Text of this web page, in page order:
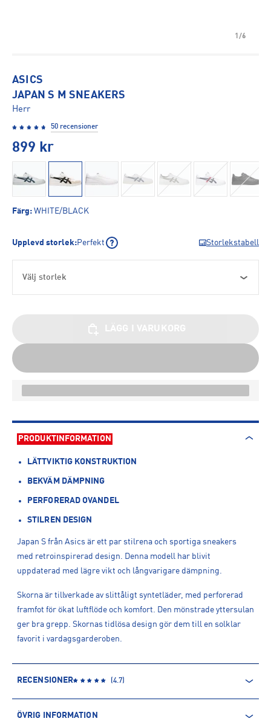
1/6
ASICS
JAPAN S M SNEAKERS
Herr
50 recensioner
899 kr
Färg: WHITE/BLACK
Upplevd storlek:Perfekt Storlekstabell
Välj storlek
PRODUKTINFORMATION
LÄTTVIKTIG KONSTRUKTION
BEKVÄM DÄMPNING
PERFORERAD OVANDEL
STILREN DESIGN
Japan S från Asics är ett par stilrena och sportiga sneakers
med retroinspirerad design. Denna modell har blivit
uppdaterad med lägre vikt och långvarigare dämpning.
Skorna är tillverkade av slittåligt syntetläder, med perforerad
framfot för ökat luftflöde och komfort. Den mönstrade yttersulan
ger bra grepp. Skornas tidlösa design gör dem till en solklar
favorit i vardagsgarderoben.
RECENSIONER (4.7)
ÖVRIG INFORMATION